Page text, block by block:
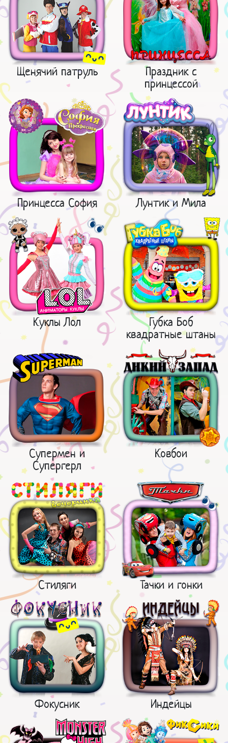
Щенячий патруль
Праздник с
принцессой
Принцесса София Лунтик и Мила
Куклы Лол
Губка Боб
квадратные штаны
Супермен и
Супергерл
Ковбои
Стиляги Тачки и гонки
Фокусник Индейцы